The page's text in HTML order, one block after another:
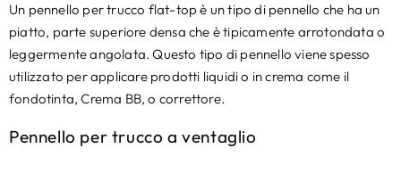
Un pennello per trucco flat-top è un tipo di pennello che ha un
piatto, parte superiore densa che è tipicamente arrotondata o
leggermente angolata. Questo tipo di pennello viene spesso
utilizzato per applicare prodotti liquidi o in crema come il
fondotinta, Crema BB, o correttore.
Pennello per trucco a ventaglio